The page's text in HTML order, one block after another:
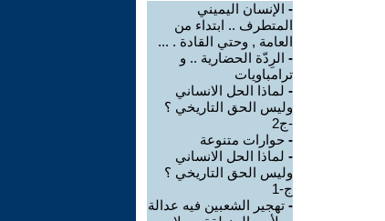
- الإنسان اليميني
المتطرف .. ابتداء من
العامة , وحتي القادة . ...
- الرِدّة الحضارية .. و
ترامباويات
- لماذا الحل الانساني
وليس الحق التاريخي ؟
-ج2
- حوارات متنوعة
- لماذا الحل الانساني
وليس الحق التاريخي ؟
ج-1
- تهجير الشعبين فيه عدالة